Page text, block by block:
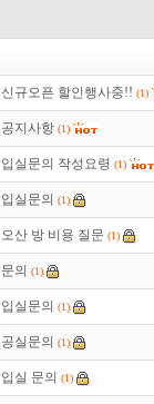
신규오픈 할인행사중!! (1)
공지사항 (1)
입실문의 작성요령 (1)
입실문의 (1)
오산 방 비용 질문 (1)
문의 (1)
입실문의 (1)
공실문의 (1)
입실 문의 (1)